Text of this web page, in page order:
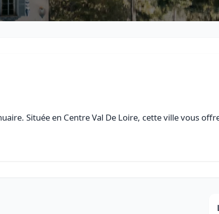
Située en Centre Val De Loire, cette ville vous